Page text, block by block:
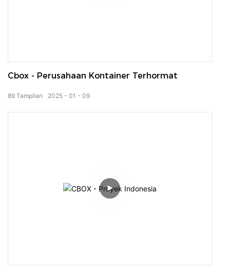
Cbox - Perusahaan Kontainer Terhormat
2025 01 09
89 Tampilan